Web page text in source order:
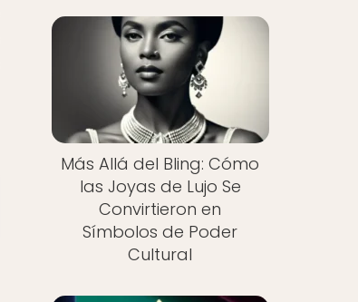
Más Allá del Bling: Cómo
las Joyas de Lujo Se
Convirtieron en
Símbolos de Poder
Cultural